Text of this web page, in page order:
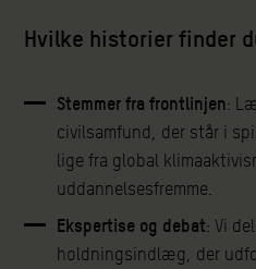
Hvilke historier finder
Stemmer fra frontlinjen:
civilsamfund, der står i
lige fra global
uddannelsesfremme.
Ekspertise og debat: Vi
holdningsindlæg, der